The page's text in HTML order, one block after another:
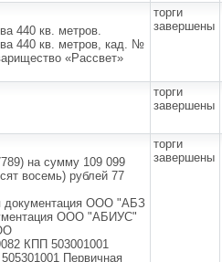
440 кв. метров.
440 кв. метров, кад. №
«Рассвет»
торги
завершены
торги
завершены
на сумму 109 099
восемь) рублей 77
документация ООО "АБЗ
ООО "АБИУС"
КПП 503001001
Первичная
торги
завершены